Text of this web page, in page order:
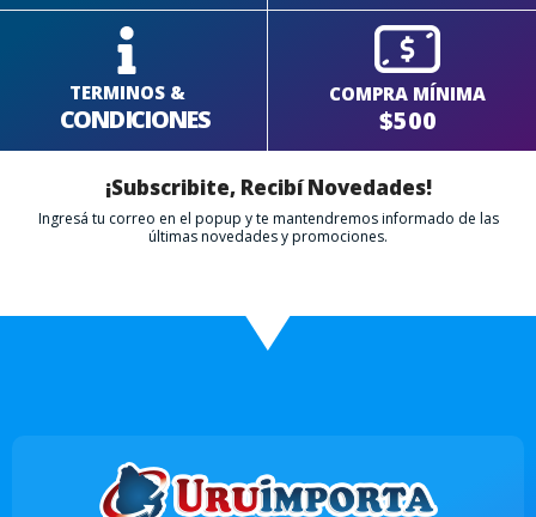
TERMINOS &
CONDICIONES
COMPRA MÍNIMA
$500
¡Subscribite, Recibí Novedades!
Ingresá tu correo en el popup y te mantendremos informado de las
últimas novedades y promociones.